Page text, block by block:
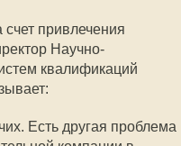
привлечения
Научно-
квалификаций
Есть другая проблема